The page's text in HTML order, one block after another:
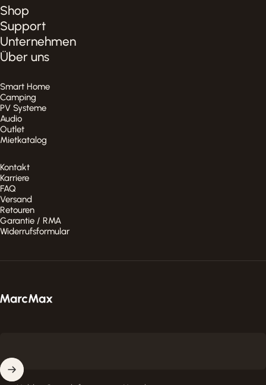
Shop
Support
Unternehmen
Über uns
Smart Home
Camping
PV Systeme
Audio
Outlet
Mietkatalog
Kontakt
Karriere
FAQ
Versand
Retouren
Garantie / RMA
Widerrufsformular
MarcMax Shop